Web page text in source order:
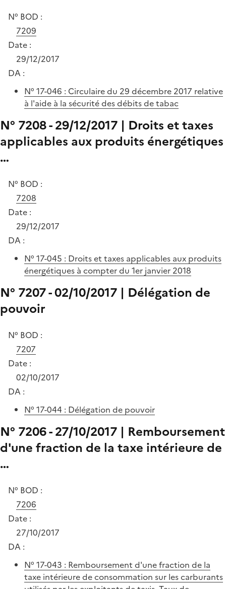
N° BOD :
7209
Date :
29/12/2017
DA :
N° 17-046 : Circulaire du 29 décembre 2017 relative
à l'aide à la sécurité des débits de tabac
N° 7208 - 29/12/2017 | Droits et taxes
applicables aux produits énergétiques
…
N° BOD :
7208
Date :
29/12/2017
DA :
N° 17-045 : Droits et taxes applicables aux produits
énergétiques à compter du 1er janvier 2018
N° 7207 - 02/10/2017 | Délégation de
pouvoir
N° BOD :
7207
Date :
02/10/2017
DA :
N° 17-044 : Délégation de pouvoir
N° 7206 - 27/10/2017 | Remboursement
d'une fraction de la taxe intérieure de
…
N° BOD :
7206
Date :
27/10/2017
DA :
N° 17-043 : Remboursement d'une fraction de la
taxe intérieure de consommation sur les carburants